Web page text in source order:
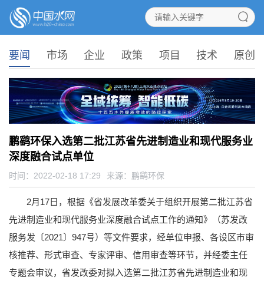
要闻 市场 企业 政策 项目 技术 原创
鹏鹞环保入选第二批江苏省先进制造业和现代服务业
深度融合试点单位
时间：2022-02-18 17:29 来源： 鹏鹞环保
2月17日，根据《省发展改革委关于组织开展第二批江苏省
先进制造业和现代服务业深度融合试点工作的通知》（苏发改
服务发〔2021〕947号）等文件要求，经单位申报、各设区市审
核推荐、形式审查、专家评审、信用审查等环节，并经委主任
专题会审议，省发改委对拟入选第二批江苏省先进制造业和现